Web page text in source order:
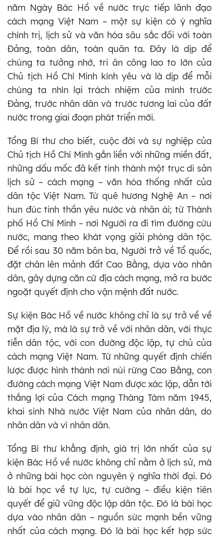
năm Ngày Bác Hồ về nước trực tiếp lãnh đạo
cách mạng Việt Nam – một sự kiện có ý nghĩa
chính trị, lịch sử và văn hóa sâu sắc đối với toàn
Đảng, toàn dân, toàn quân ta. Đây là dịp để
chúng ta tưởng nhớ, tri ân công lao to lớn của
Chủ tịch Hồ Chí Minh kính yêu và là dịp để mỗi
chúng ta nhìn lại trách nhiệm của mình trước
Đảng, trước nhân dân và trước tương lai của đất
nước trong giai đoạn phát triển mới.
Tổng Bí thư cho biết, cuộc đời và sự nghiệp của
Chủ tịch Hồ Chí Minh gắn liền với những miền đất,
những dấu mốc đã kết tinh thành một trục di sản
lịch sử – cách mạng – văn hóa thống nhất của
dân tộc Việt Nam. Từ quê hương Nghệ An – nơi
hun đúc tinh thần yêu nước và nhân ái; từ Thành
phố Hồ Chí Minh – nơi Người ra đi tìm đường cứu
nước, mang theo khát vọng giải phóng dân tộc.
Để rồi sau 30 năm bôn ba, Người trở về Tổ quốc,
đặt chân lên mảnh đất Cao Bằng, dựa vào nhân
dân, gây dựng căn cứ địa cách mạng, mở ra bước
ngoặt quyết định cho vận mệnh đất nước.
Sự kiện Bác Hồ về nước không chỉ là sự trở về về
mặt địa lý, mà là sự trở về với nhân dân, với thực
tiễn dân tộc, với con đường độc lập, tự chủ của
cách mạng Việt Nam. Từ những quyết định chiến
lược được hình thành nơi núi rừng Cao Bằng, con
đường cách mạng Việt Nam được xác lập, dẫn tới
thắng lợi của Cách mạng Tháng Tám năm 1945,
khai sinh Nhà nước Việt Nam của nhân dân, do
nhân dân và vì nhân dân.
Tổng Bí thư khẳng định, giá trị lớn nhất của sự
kiện Bác Hồ về nước không chỉ nằm ở lịch sử, mà
ở những bài học còn nguyên ý nghĩa thời đại. Đó
là bài học về tự lực, tự cường – điều kiện tiên
quyết để giữ vững độc lập dân tộc. Đó là bài học
dựa vào nhân dân – nguồn sức mạnh bền vững
nhất của cách mạng. Đó là bài học kết hợp sức